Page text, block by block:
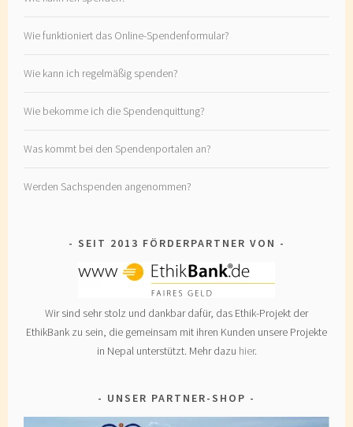
Wie funktioniert das Online-Spendenformular?
Wie kann ich regelmäßig spenden?
Wie bekomme ich die Spendenquittung?
Was kommt bei den Spendenportalen an?
Werden Sachspenden angenommen?
SEIT 2013 FÖRDERPARTNER VON
Wir sind sehr stolz und dankbar dafür, das Ethik-Projekt der
EthikBank zu sein, die gemeinsam mit ihren Kunden unsere Projekte
in Nepal unterstützt. Mehr dazu hier.
UNSER PARTNER-SHOP